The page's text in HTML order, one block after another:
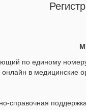
по единому
в медицинские
справочная